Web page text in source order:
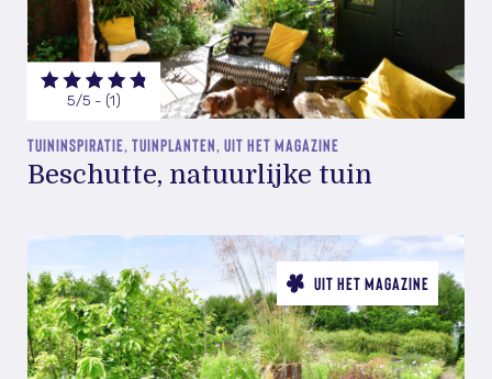
5/5 - (1)
TUININSPIRATIE, TUINPLANTEN, UIT HET MAGAZINE
Beschutte, natuurlijke tuin
UIT HET MAGAZINE